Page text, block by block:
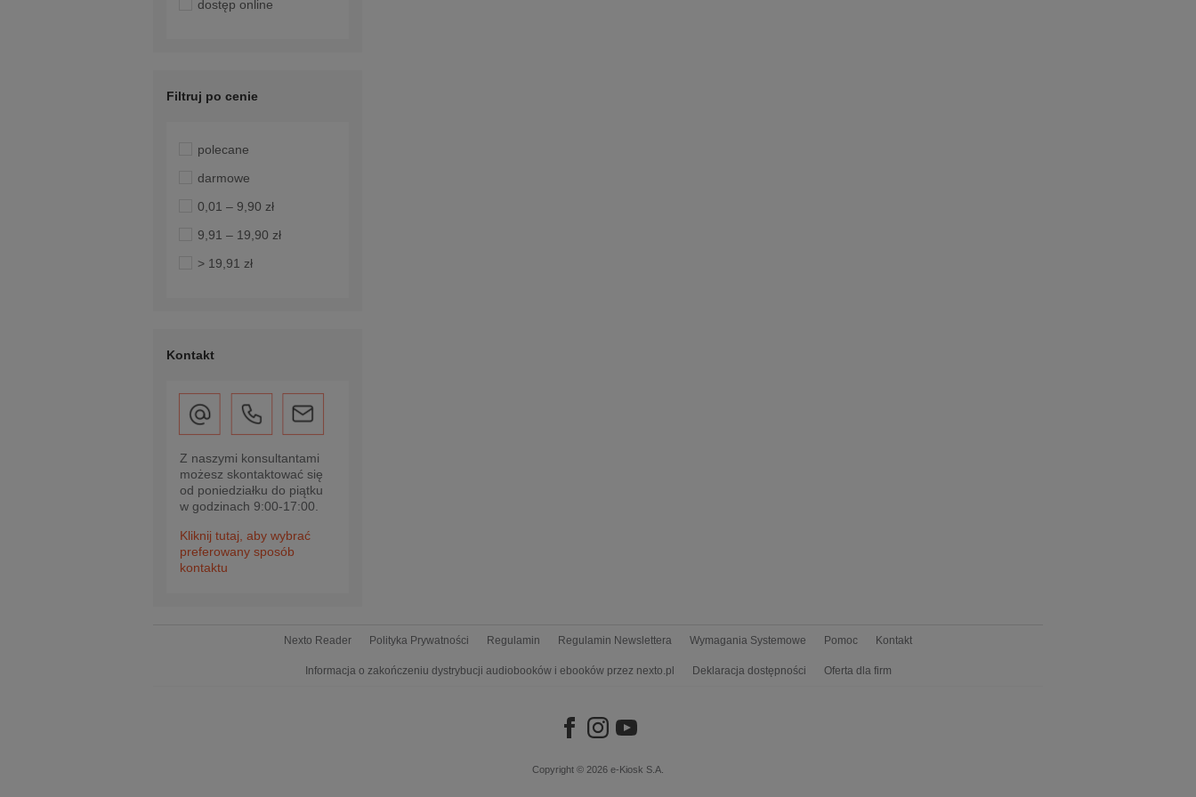
dostęp online
Filtruj po cenie
polecane
darmowe
0,01 – 9,90 zł
9,91 – 19,90 zł
> 19,91 zł
Kontakt
Z naszymi konsultantami
możesz skontaktować się
od poniedziałku do piątku
w godzinach 9:00-17:00.
Kliknij tutaj, aby wybrać
preferowany sposób
kontaktu
Nexto Reader Polityka Prywatności Regulamin Regulamin Newslettera Wymagania Systemowe Pomoc Kontakt
Informacja o zakończeniu dystrybucji audiobooków i ebooków przez nexto.pl Deklaracja dostępności Oferta dla firm
Copyright © 2026 e-Kiosk S.A.